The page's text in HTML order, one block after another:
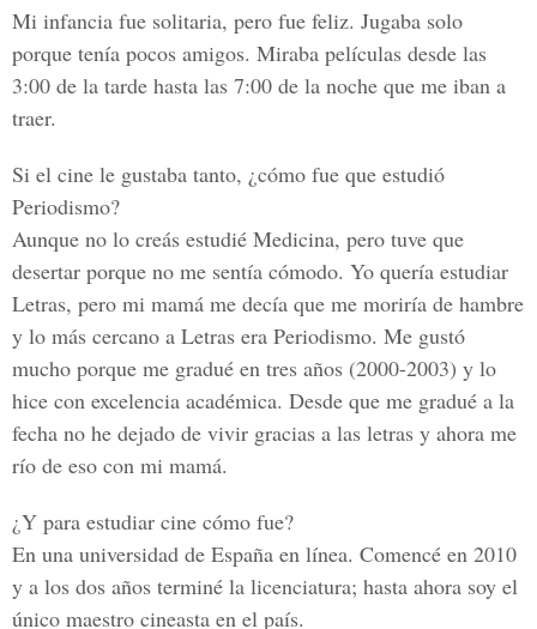
Mi infancia fue solitaria, pero fue feliz. Jugaba solo
porque tenía pocos amigos. Miraba películas desde las
3:00 de la tarde hasta las 7:00 de la noche que me iban a
traer.
Si el cine le gustaba tanto, ¿cómo fue que estudió
Periodismo?
Aunque no lo creás estudié Medicina, pero tuve que
desertar porque no me sentía cómodo. Yo quería estudiar
Letras, pero mi mamá me decía que me moriría de hambre
y lo más cercano a Letras era Periodismo. Me gustó
mucho porque me gradué en tres años (2000-2003) y lo
hice con excelencia académica. Desde que me gradué a la
fecha no he dejado de vivir gracias a las letras y ahora me
río de eso con mi mamá.
¿Y para estudiar cine cómo fue?
En una universidad de España en línea. Comencé en 2010
y a los dos años terminé la licenciatura; hasta ahora soy el
único maestro cineasta en el país.